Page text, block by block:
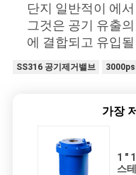
단지 일반적이 에
그것은 공기 유출
에 결합되고 유입
SS316 공기제거밸브
가장
1 "
스